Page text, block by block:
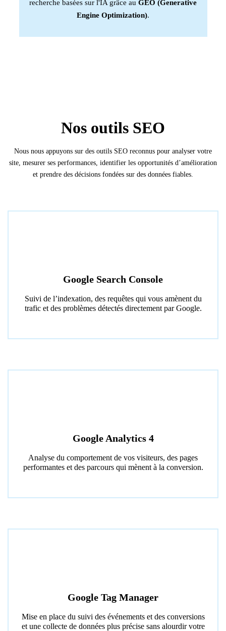
recherche basées sur l'IA grâce au GEO (Generative
Engine Optimization).
Nos outils SEO
Nous nous appuyons sur des outils SEO reconnus pour analyser votre
site, mesurer ses performances, identifier les opportunités d’amélioration
et prendre des décisions fondées sur des données fiables.
Google Search Console
Suivi de l’indexation, des requêtes qui vous amènent du
trafic et des problèmes détectés directement par Google.
Google Analytics 4
Analyse du comportement de vos visiteurs, des pages
performantes et des parcours qui mènent à la conversion.
Google Tag Manager
Mise en place du suivi des événements et des conversions
et une collecte de données plus précise sans alourdir votre